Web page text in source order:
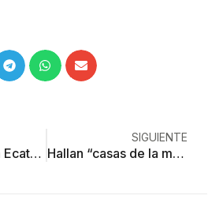
Desmantelan en Ecatepec laboratorio clandestino de mariguana
SIGUIENTE
Hallan “casas de la muerte” en Toluca: al menos 6 cuerpos